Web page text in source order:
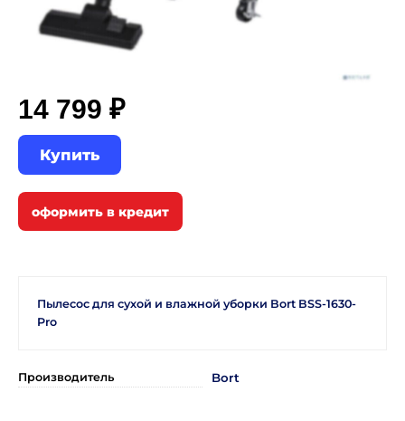
14 799 ₽
Купить
Пылесос для сухой и влажной уборки Bort BSS-1630-
Pro
Производитель Bort